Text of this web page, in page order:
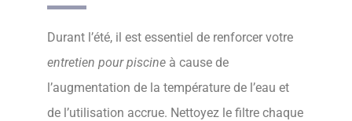
Durant l’été, il est essentiel de renforcer votre
entretien pour piscine à cause de
l’augmentation de la température de l’eau et
de l’utilisation accrue. Nettoyez le filtre chaque